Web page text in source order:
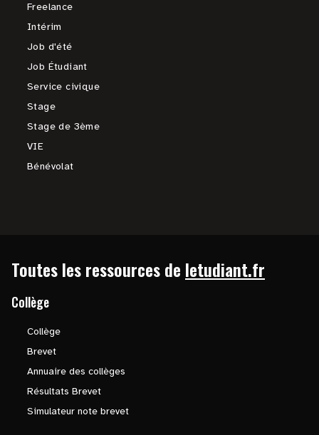
Freelance
Intérim
Job d'été
Job Étudiant
Service civique
Stage
Stage de 3ème
VIE
Bénévolat
Toutes les ressources de letudiant.fr
Collège
Collège
Brevet
Annuaire des collèges
Résultats Brevet
Simulateur note brevet